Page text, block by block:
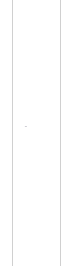
-